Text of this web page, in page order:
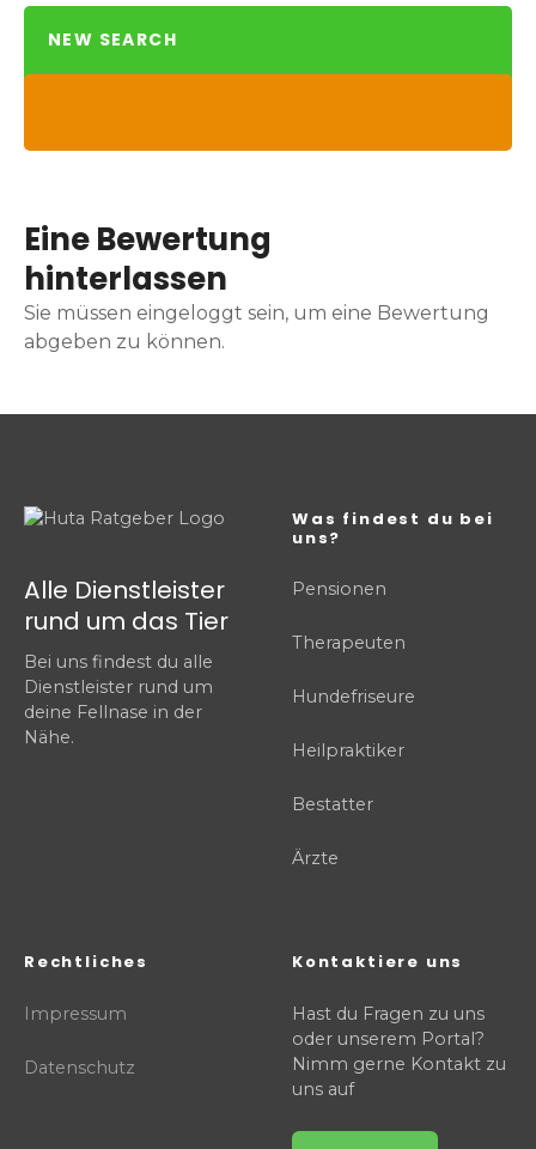
NEW SEARCH
Eine Bewertung
hinterlassen
Sie müssen eingeloggt sein, um eine Bewertung
abgeben zu können.
Alle Dienstleister
rund um das Tier
Bei uns findest du alle
Dienstleister rund um
deine Fellnase in der
Nähe.
Was findest du bei
uns?
Pensionen
Therapeuten
Hundefriseure
Heilpraktiker
Bestatter
Ärzte
Rechtliches
Impressum
Datenschutz
Kontaktiere uns
Hast du Fragen zu uns
oder unserem Portal?
Nimm gerne Kontakt zu
uns auf